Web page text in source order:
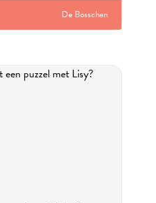
De Bosschen